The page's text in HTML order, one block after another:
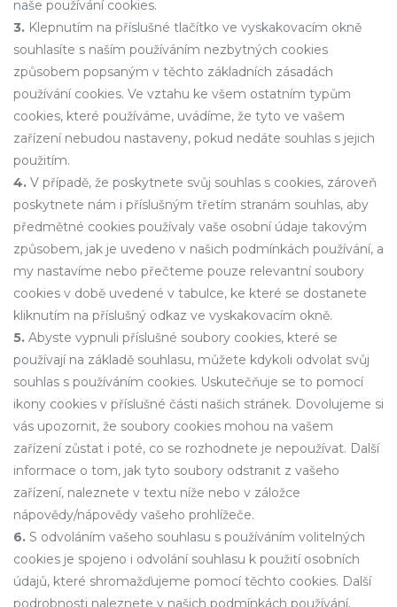
naše používání cookies.
3. Klepnutím na příslušné tlačítko ve vyskakovacím okně
souhlasíte s naším používáním nezbytných cookies
způsobem popsaným v těchto základních zásadách
používání cookies. Ve vztahu ke všem ostatním typům
cookies, které používáme, uvádíme, že tyto ve vašem
zařízení nebudou nastaveny, pokud nedáte souhlas s jejich
použitím.
4. V případě, že poskytnete svůj souhlas s cookies, zároveň
poskytnete nám i příslušným třetím stranám souhlas, aby
předmětné cookies používaly vaše osobní údaje takovým
způsobem, jak je uvedeno v našich podmínkách používání, a
my nastavíme nebo přečteme pouze relevantní soubory
cookies v době uvedené v tabulce, ke které se dostanete
kliknutím na příslušný odkaz ve vyskakovacím okně.
5. Abyste vypnuli příslušné soubory cookies, které se
používají na základě souhlasu, můžete kdykoli odvolat svůj
souhlas s používáním cookies. Uskutečňuje se to pomocí
ikony cookies v příslušné části našich stránek. Dovolujeme si
vás upozornit, že soubory cookies mohou na vašem
zařízení zůstat i poté, co se rozhodnete je nepoužívat. Další
informace o tom, jak tyto soubory odstranit z vašeho
zařízení, naleznete v textu níže nebo v záložce
nápovědy/nápovědy vašeho prohlížeče.
6. S odvoláním vašeho souhlasu s používáním volitelných
cookies je spojeno i odvolání souhlasu k použití osobních
údajů, které shromažďujeme pomocí těchto cookies. Další
podrobnosti naleznete v našich podmínkách používání.